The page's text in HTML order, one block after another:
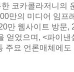
코카콜라저니의
만의 미디어 임프
만 웹사이트 방문,
얻었으며, <파이낸
주요 언론매체에